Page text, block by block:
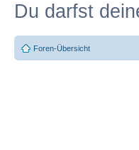
Du darfst
Foren-Übersicht